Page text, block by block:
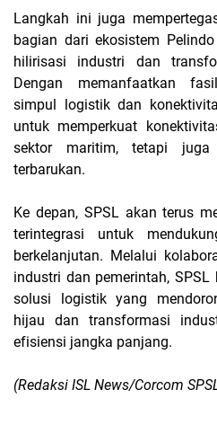
Langkah ini juga
bagian dari ekosistem
hilirisasi industri dan
Dengan memanfaatkan
simpul logistik dan
untuk memperkuat
sektor maritim, tetapi
terbarukan.
Ke depan, SPSL akan terus
terintegrasi untuk
berkelanjutan. Melalui
industri dan pemerintah,
solusi logistik yang
hijau dan transformasi
efisiensi jangka panjang.
(Redaksi ISL News/Corcom